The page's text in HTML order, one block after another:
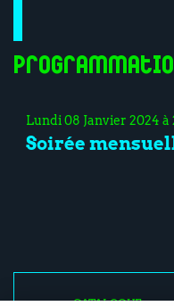
Lundi 08 Janvier 2024 à
Soirée